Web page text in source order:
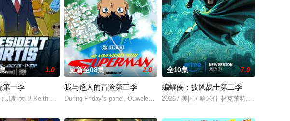
而他们将在最脆弱的时间点遭遇袭击——如今，1990年代。天启发威，大战来临。
1.0
第一季
凯斯·大卫 Keith David 配音）及其古怪的幕僚团队将共同应对那些瑞克根本不会理会的一系列危机——
更新至08集 2.0
我与超人的冒险第三季
During Friday’s panel, Ouweleen also revealed that “My Adventures
全10集 7.0
蝙蝠侠：披风战士第二季
2026 / 美国 / 哈米什·林克莱特,米歇尔·C·博